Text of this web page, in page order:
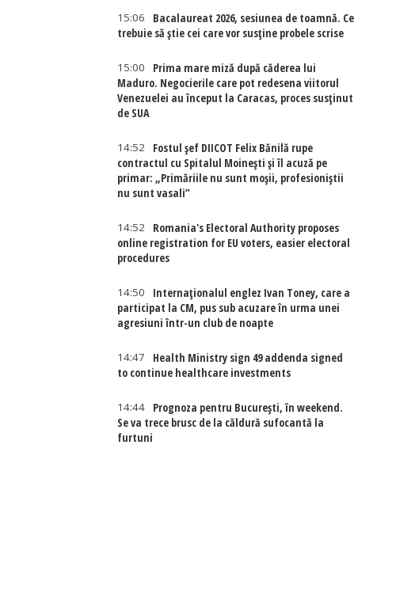
15:06
Bacalaureat 2026, sesiunea de toamnă. Ce
trebuie să știe cei care vor susține probele scrise
15:00
Prima mare miză după căderea lui
Maduro. Negocierile care pot redesena viitorul
Venezuelei au început la Caracas, proces susținut
de SUA
14:52
Fostul șef DIICOT Felix Bănilă rupe
contractul cu Spitalul Moinești și îl acuză pe
primar: „Primăriile nu sunt moșii, profesioniștii
nu sunt vasali”
14:52
Romania's Electoral Authority proposes
online registration for EU voters, easier electoral
procedures
14:50
Internaţionalul englez Ivan Toney, care a
participat la CM, pus sub acuzare în urma unei
agresiuni într-un club de noapte
14:47
Health Ministry sign 49 addenda signed
to continue healthcare investments
14:44
Prognoza pentru București, în weekend.
Se va trece brusc de la căldură sufocantă la
furtuni